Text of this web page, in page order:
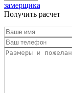
замерщика
Получить расчет